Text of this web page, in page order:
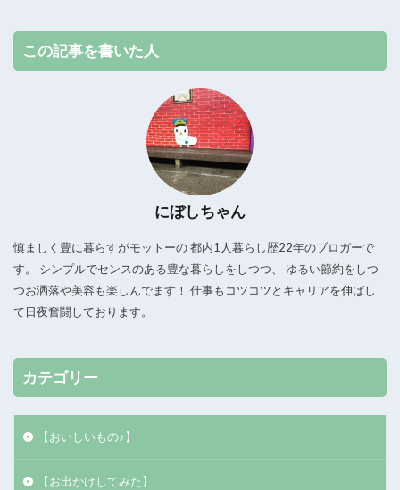
この記事を書いた人
にぼしちゃん
慎ましく豊に暮らすがモットーの 都内1人暮らし歴22年のブロガーで
す。 シンプルでセンスのある豊な暮らしをしつつ、 ゆるい節約をしつ
つお洒落や美容も楽しんでます！ 仕事もコツコツとキャリアを伸ばし
て日夜奮闘しております。
カテゴリー
【おいしいもの♪】
【お出かけしてみた】